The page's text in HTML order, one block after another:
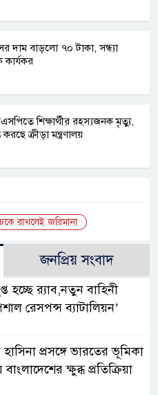
দাম বাড়লো ৭০ টাকা, সন্ধ্যা
কার্যকর
শিক্ষার্থীর রহস্যজনক মৃত্যু,
করছে ক্রীড়া মন্ত্রণালয়
রাখলেই জরিমানা
জনপ্রিয় সংবাদ
হচ্ছে র‍্যাব,নতুন বাহিনী
রেসপন্স ব্যাটালিয়ন’
প্রসঙ্গে ভারতের ভূমিকা
বাংলাদেশের ক্ষুব্ধ প্রতিক্রিয়া